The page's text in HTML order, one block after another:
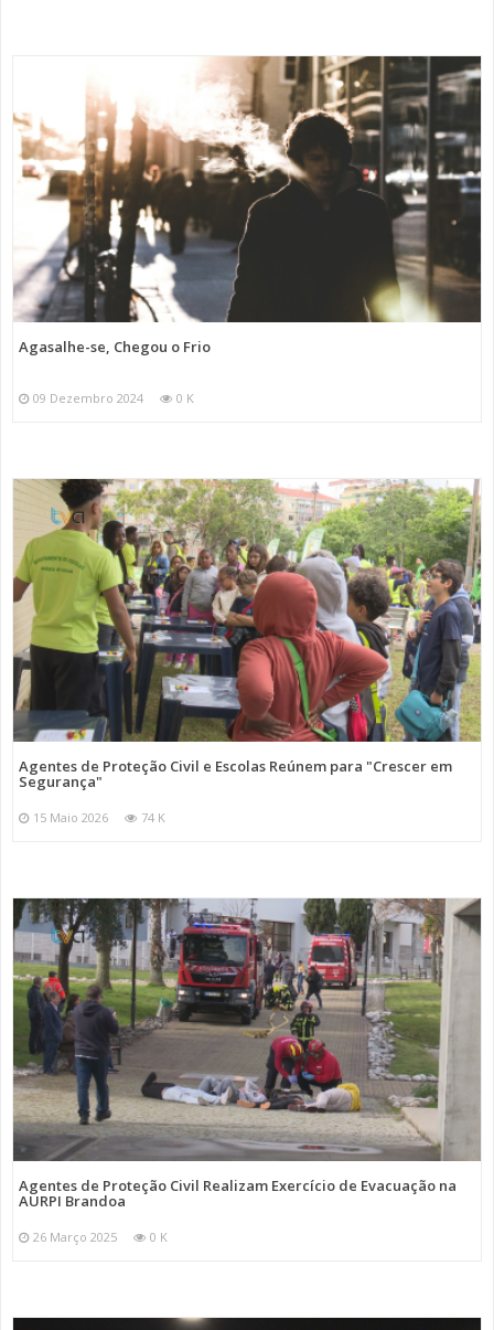
Agasalhe-se, Chegou o Frio
09 Dezembro 2024 0 K
Agentes de Proteção Civil e Escolas Reúnem para "Crescer em
Segurança"
15 Maio 2026 74 K
Agentes de Proteção Civil Realizam Exercício de Evacuação na
AURPI Brandoa
26 Março 2025 0 K